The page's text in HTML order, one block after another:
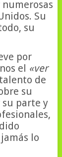
Su
su
por
el «ver
de
su
su parte y
lo